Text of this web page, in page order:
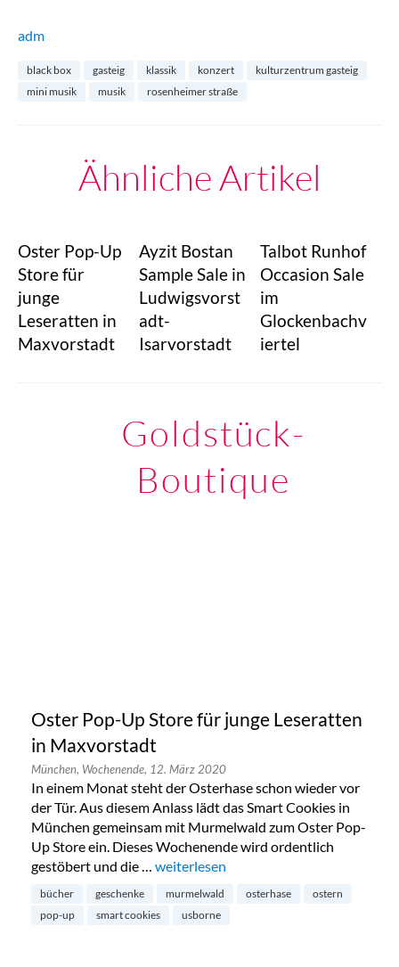
adm
black box gasteig klassik konzert
kulturzentrum gasteig
mini musik
musik rosenheimer straße
Ähnliche Artikel
Oster Pop-Up
Store für
junge
Leseratten in
Maxvorstadt
Ayzit Bostan
Sample Sale in
Ludwigsvorst
adt-
Isarvorstadt
Talbot Runhof
Occasion Sale
im
Glockenbachv
iertel
Goldstück-
Boutique
Oster Pop-Up Store für junge Leseratten
in Maxvorstadt
München, Wochenende, 12. März 2020
In einem Monat steht der Osterhase schon wieder vor
der Tür. Aus diesem Anlass lädt das Smart Cookies in
München gemeinsam mit Murmelwald zum Oster Pop-
Up Store ein. Dieses Wochenende wird ordentlich
gestöbert und die … „Oster Pop-Up Store für junge
weiterlesen
bücher geschenke murmelwald osterhase
ostern
pop-up
smart cookies usborne